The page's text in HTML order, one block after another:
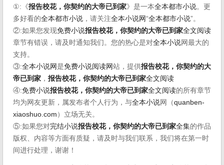
①:《报告校花，你契约的大帝已到家》是一本全本都市小说。更
多好看的全本都市小说 ，请关注全本小说网“全本都市小说”。
②:如果您发现免费小说报告校花，你契约的大帝已到家全文阅读
章节有错误，请及时通知我们。您的热心是对全本小说网最大的
支持。
③:全本小说网是免费小说阅读网站，提供报告校花，你契约的大
帝已到家 ， 报告校花，你契约的大帝已到家全文阅读
④:免费小说报告校花，你契约的大帝已到家全文阅读的所有章节
均为网友更新，属发布者个人行为，与全本小说网（quanben-
xiaoshuo.com ）立场无关。
⑤:如果您对完结小说报告校花，你契约的大帝已到家全集的作品
版权、内容等方面有质疑，请及时与我们联系，我们将在第一时
间进行处理，谢谢！